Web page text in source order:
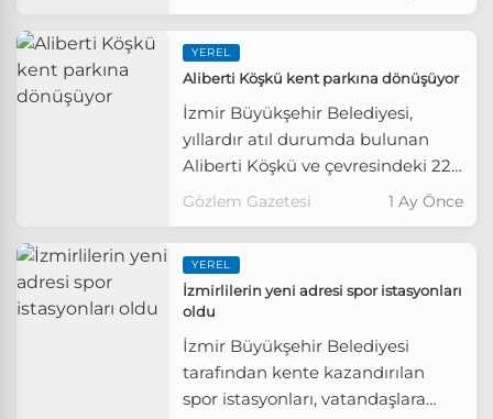
Levent Mahallesi’nde açıldı.
YEREL
Aliberti Köşkü kent parkına dönüşüyor
İzmir Büyükşehir Belediyesi,
yıllardır atıl durumda bulunan
Aliberti Köşkü ve çevresindeki 22
bin metrekarelik alanı, spor,
fonksiyonlu bir kent parkına
dönüştürüyor.
Gözlem Gazetesi 1 Ay Önce
YEREL
İzmirlilerin yeni adresi spor istasyonları
oldu
İzmir Büyükşehir Belediyesi
tarafından kente kazandırılan
spor istasyonları, vatandaşlara